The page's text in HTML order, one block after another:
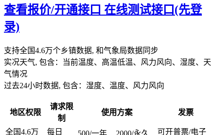
查看报价/开通接口 在线测试接口(先登
录)
支持全国4.6万个乡镇数据, 和气象局数据同步
实况天气, 包含：当前温度、高温低温、风力风向、湿度、天
气情况
过去24小时数据, 包含：湿度、温度、风力风向
地区权限
请求限
制
使用方案 发票
全国4.6万
每日
可开普票/电子